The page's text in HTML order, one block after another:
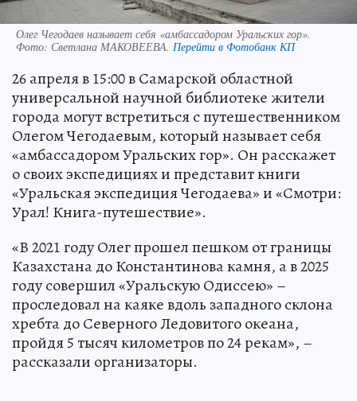
Олег Чегодаев называет себя «амбассадором Уральских гор».
Фото: Светлана МАКОВЕЕВА. Перейти в Фотобанк КП
26 апреля в 15:00 в Самарской областной
универсальной научной библиотеке жители
города могут встретиться с путешественником
Олегом Чегодаевым, который называет себя
«амбассадором Уральских гор». Он расскажет
о своих экспедициях и представит книги
«Уральская экспедиция Чегодаева» и «Смотри:
Урал! Книга-путешествие».
«В 2021 году Олег прошел пешком от границы
Казахстана до Константинова камня, а в 2025
году совершил «Уральскую Одиссею» –
проследовал на каяке вдоль западного склона
хребта до Северного Ледовитого океана,
пройдя 5 тысяч километров по 24 рекам», –
рассказали организаторы.